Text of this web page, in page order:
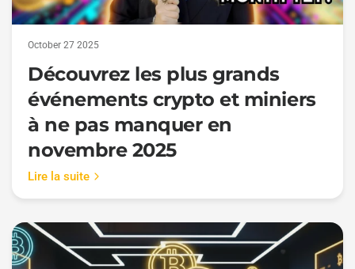
October 27 2025
Découvrez les plus grands
événements crypto et miniers
à ne pas manquer en
novembre 2025
Lire la suite